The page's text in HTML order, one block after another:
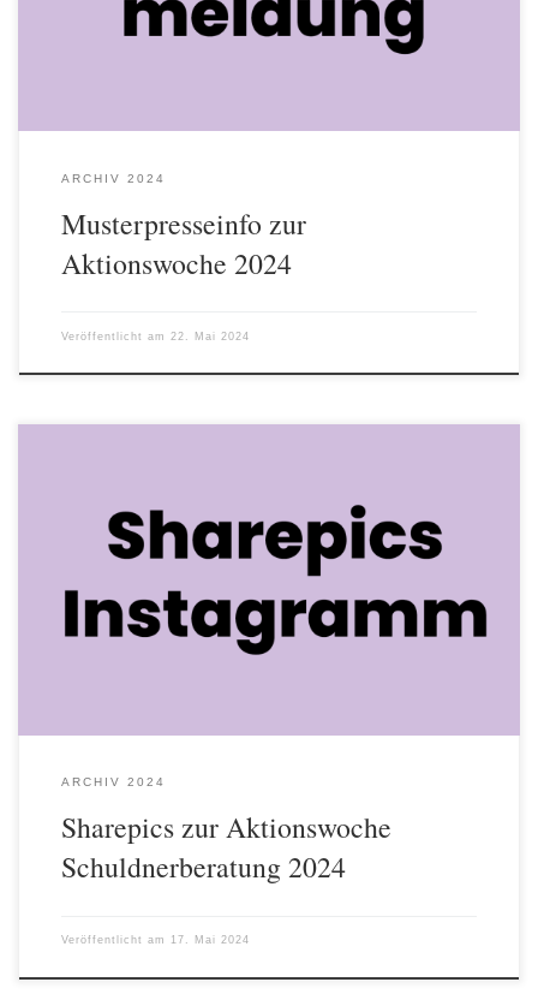
fordert Name, Funktion, Beratungsstelle/Verband, Ort. „In einer
auf Konsum ausgerichteten Welt muss der Umgang mit Geld,
Handy und Internet gelernt werden“, sagt N.N.. […]
ARCHIV 2024
Musterpresseinfo zur
Aktionswoche 2024
Veröffentlicht am 22. Mai 2024
Download alle Sharepics als komprimierte ZIP-Datei zur
Aktionswoche 2024 Thomas Bode (AWO Göttingen) hat
verschiedene Sharepics für Instagram und Facebook erstellt, die
gerne genutzt werden können. Download alle Sharepics als
komprimierte ZIP-Datei zur Aktionswoche 2024
ARCHIV 2024
Sharepics zur Aktionswoche
Schuldnerberatung 2024
Veröffentlicht am 17. Mai 2024